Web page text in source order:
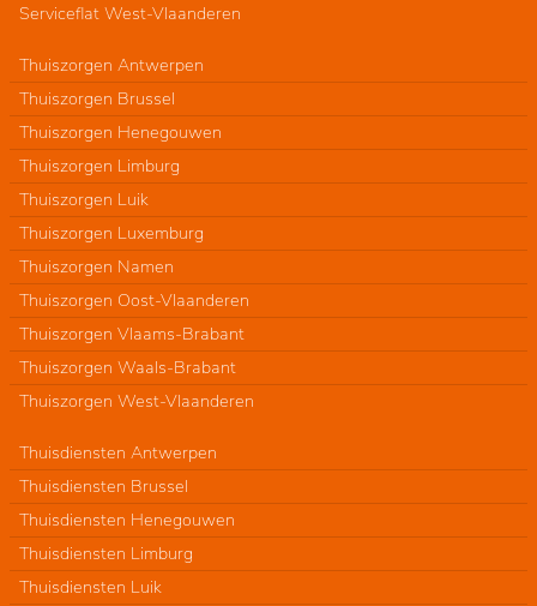
Serviceflat West-Vlaanderen
Thuiszorgen Antwerpen
Thuiszorgen Brussel
Thuiszorgen Henegouwen
Thuiszorgen Limburg
Thuiszorgen Luik
Thuiszorgen Luxemburg
Thuiszorgen Namen
Thuiszorgen Oost-Vlaanderen
Thuiszorgen Vlaams-Brabant
Thuiszorgen Waals-Brabant
Thuiszorgen West-Vlaanderen
Thuisdiensten Antwerpen
Thuisdiensten Brussel
Thuisdiensten Henegouwen
Thuisdiensten Limburg
Thuisdiensten Luik